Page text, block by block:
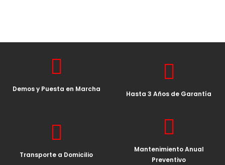
Demos y Puesta en Marcha
Hasta 3 Años de Garantía
Transporte a Domicilio
Mantenimiento Anual
Preventivo